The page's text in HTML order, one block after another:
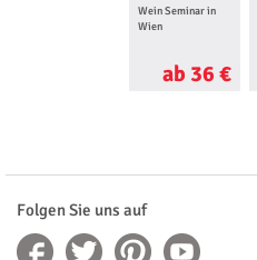
Wein Seminar in
Wien
ab 36 €
Folgen Sie uns auf